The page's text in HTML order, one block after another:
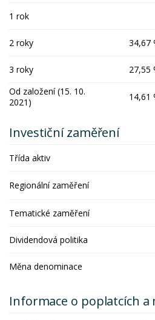
1 rok
2 roky 34,67
3 roky 27,55
Od založení (15. 10.
2021)
14,61
Investiční zaměření
Třída aktiv
Regionální zaměření
Tematické zaměření
Dividendová politika
Měna denominace
Informace o poplatcích a